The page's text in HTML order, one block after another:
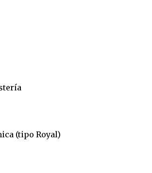
(tipo Royal)